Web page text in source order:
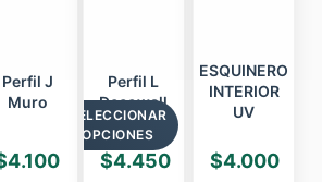
Perfil J
Muro
4.100
Perfil L
Decowall
$4.450
SELECCIONAR
OPCIONES
ESQUINERO
INTERIOR
UV
$4.000